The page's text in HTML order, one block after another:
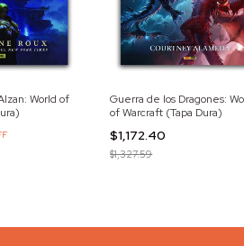
World of
Guerra de los Dragones:
of Warcraft (Tapa Dura)
$1,172.40
$1,327.59